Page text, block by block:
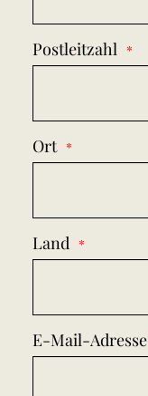
Postleitzahl
Ort
Land
E-Mail-Adresse